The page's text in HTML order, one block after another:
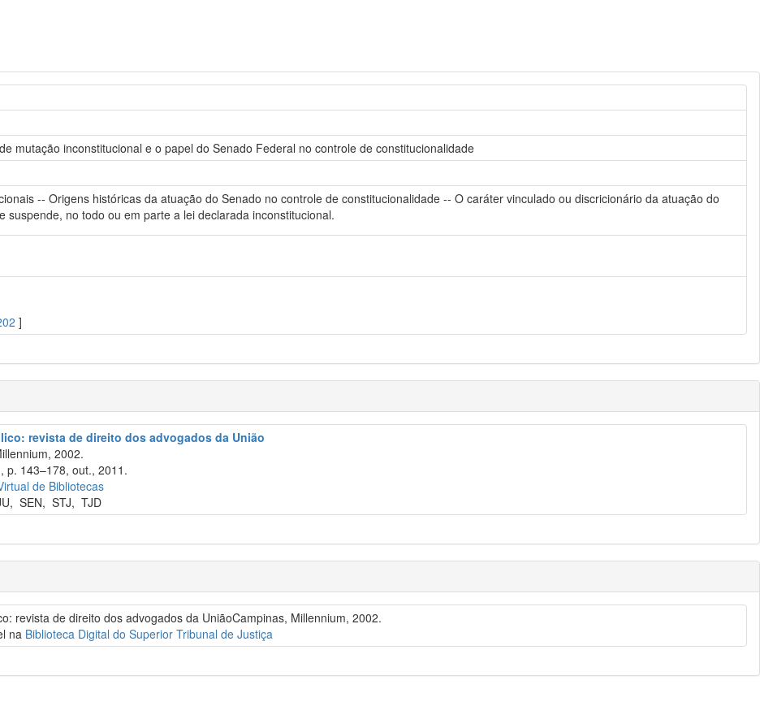
mutação inconstitucional e o papel do Senado Federal no controle de constitucionalidade
-- Origens históricas da atuação do Senado no controle de constitucionalidade -- O caráter vinculado ou discricionário da atuação do
suspende, no todo ou em parte a lei declarada inconstitucional.
]
revista de direito dos advogados da União
2002.
p. 143–178, out., 2011.
de Bibliotecas
,SEN,STJ,TJD
revista de direito dos advogados da UniãoCampinas, Millennium, 2002.
na Biblioteca Digital do Superior Tribunal de Justiça